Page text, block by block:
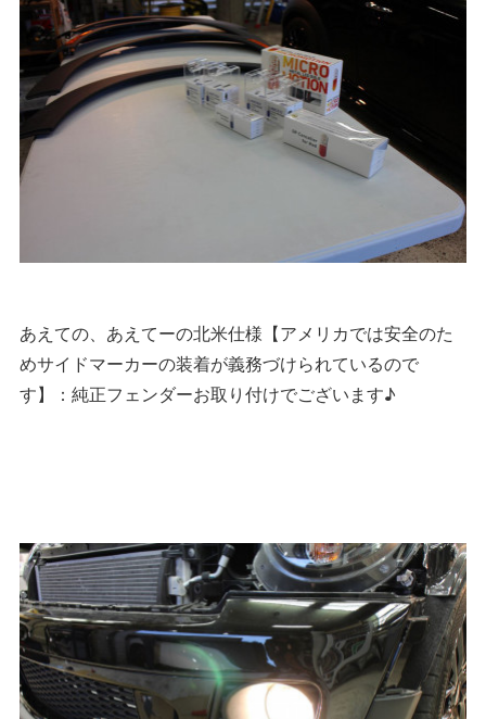
あえての、あえてーの北米仕様【アメリカでは安全のた
めサイドマーカーの装着が義務づけられているので
す】：純正フェンダーお取り付けでございます♪